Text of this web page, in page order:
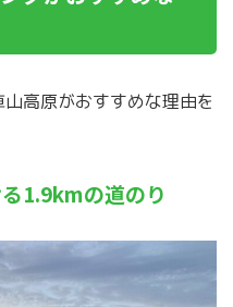
高原がおすすめな理由を
1.9kmの道のり